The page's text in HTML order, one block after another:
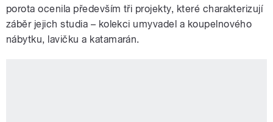
porota ocenila především tři projekty, které charakterizují
záběr jejich studia – kolekci umyvadel a koupelnového
nábytku, lavičku a katamarán.